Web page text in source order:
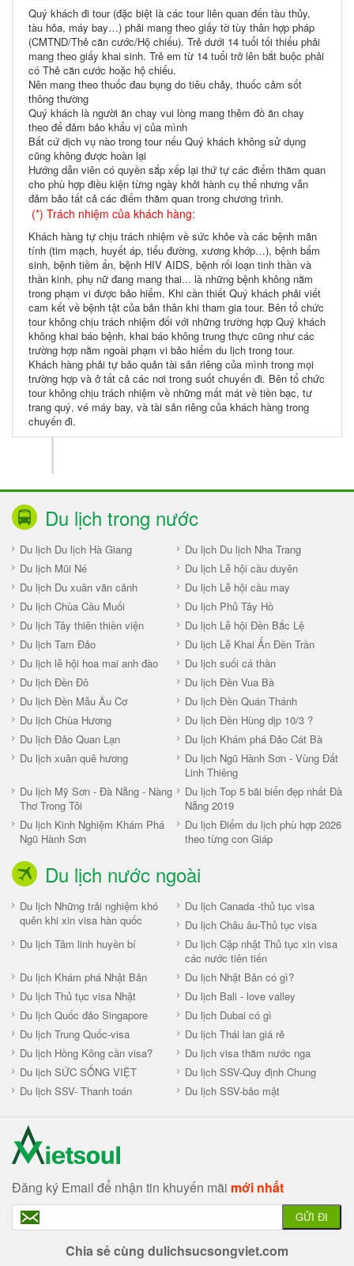
Quý khách đi tour (đặc biệt là các tour liên quan đến tàu thủy,
tàu hỏa, máy bay…) phải mang theo giấy tờ tùy thân hợp pháp
(CMTND/Thẻ căn cước/Hộ chiếu). Trẻ dưới 14 tuổi tối thiểu phải
mang theo giấy khai sinh. Trẻ em từ 14 tuổi trở lên bắt buộc phải
có Thẻ căn cước hoặc hộ chiếu.
Nên mang theo thuốc đau bụng do tiêu chảy, thuốc cảm sốt
thông thường
Quý khách là người ăn chay vui lòng mang thêm đồ ăn chay
theo để đảm bảo khẩu vị của mình
Bất cứ dịch vụ nào trong tour nếu Quý khách không sử dụng
cũng không được hoàn lại
Hướng dẫn viên có quyền sắp xếp lại thứ tự các điểm thăm quan
cho phù hợp điều kiện từng ngày khởi hành cụ thể nhưng vẫn
đảm bảo tất cả các điểm thăm quan trong chương trình.
(*) Trách nhiệm của khách hàng:
Khách hàng tự chịu trách nhiệm về sức khỏe và các bệnh mãn
tính (tim mạch, huyết áp, tiểu đường, xương khớp…), bệnh bẩm
sinh, bệnh tiềm ẩn, bệnh HIV AIDS, bệnh rối loạn tinh thần và
thần kinh, phụ nữ đang mang thai... là những bệnh không nằm
trong phạm vi được bảo hiểm. Khi cần thiết Quý khách phải viết
cam kết về bệnh tật của bản thân khi tham gia tour. Bên tổ chức
tour không chịu trách nhiệm đối với những trường hợp Quý khách
không khai báo bệnh, khai báo không trung thực cũng như các
trường hợp nằm ngoài phạm vi bảo hiểm du lịch trong tour.
Khách hàng phải tự bảo quản tài sản riêng của mình trong mọi
trường hợp và ở tất cả các nơi trong suốt chuyến đi. Bên tổ chức
tour không chịu trách nhiệm về những mất mát về tiền bạc, tư
trang quý, vé máy bay, và tài sản riêng của khách hàng trong
chuyến đi.
Du lịch trong nước
Du lịch Du lịch Hà Giang
Du lịch Du lịch Nha Trang
Du lịch Mũi Né
Du lịch Lễ hội cầu duyên
Du lịch Du xuân vãn cảnh
Du lịch Lễ hội cầu may
Du lịch Chùa Cầu Muối
Du lịch Phủ Tây Hồ
Du lịch Tây thiên thiền viện
Du lịch Lễ hội Đền Bắc Lệ
Du lịch Tam Đảo
Du lịch Lễ Khai Ấn Đền Trần
Du lịch lễ hội hoa mai anh đào
Du lịch suối cá thần
Du lịch Đền Đô
Du lịch Đền Vua Bà
Du lịch Đền Mẫu Âu Cơ
Du lịch Đền Quán Thánh
Du lịch Chùa Hương
Du lịch Đền Hùng dịp 10/3 ?
Du lịch Đảo Quan Lạn
Du lịch Khám phá Đảo Cát Bà
Du lịch xuân quê hương
Du lịch Ngũ Hành Sơn - Vùng Đất
Linh Thiêng
Du lịch Mỹ Sơn - Đà Nẵng - Nàng
Thơ Trong Tôi
Du lịch Top 5 bãi biển đẹp nhất Đà
Nẵng 2019
Du lịch Kinh Nghiệm Khám Phá
Ngũ Hành Sơn
Du lịch Điểm du lịch phù hợp 2026
theo từng con Giáp
Du lịch nước ngoài
Du lịch Những trải nghiệm khó
quên khi xin visa hàn quốc
Du lịch Canada -thủ tục visa
Du lịch Châu âu-Thủ tục visa
Du lịch Tâm linh huyền bí
Du lịch Cập nhật Thủ tục xin visa
các nước tiên tiến
Du lịch Khám phá Nhật Bản
Du lịch Nhật Bản có gì?
Du lịch Thủ tục visa Nhật
Du lịch Bali - love valley
Du lịch Quốc đảo Singapore
Du lịch Dubai có gì
Du lịch Trung Quốc-visa
Du lịch Thái lan giá rẻ
Du lịch Hồng Kông cần visa?
Du lịch visa thăm nước nga
Du lịch SỨC SỐNG VIỆT
Du lịch SSV-Quy định Chung
Du lịch SSV- Thanh toán
Du lịch SSV-bảo mật
Đăng ký Email để nhận tin khuyến mãi mới nhất
GỬI ĐI
Chia sẻ cùng dulichsucsongviet.com